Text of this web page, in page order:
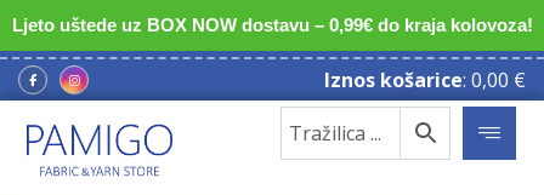
Ljeto uštede uz BOX NOW dostavu – 0,99€ do kraja kolovoza!
Iznos košarice: 0,00 €